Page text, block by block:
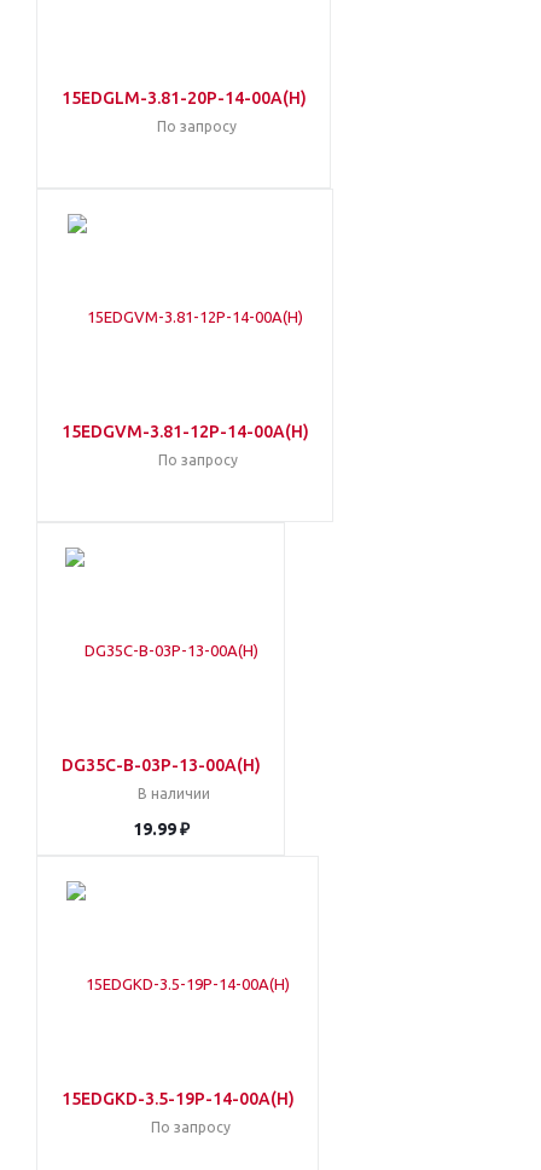
15EDGLM-3.81-20P-14-00A(H)
По запросу
15EDGVM-3.81-12P-14-00A(H)
По запросу
DG35C-B-03P-13-00A(H)
В наличии
19.99 ₽
15EDGKD-3.5-19P-14-00A(H)
По запросу